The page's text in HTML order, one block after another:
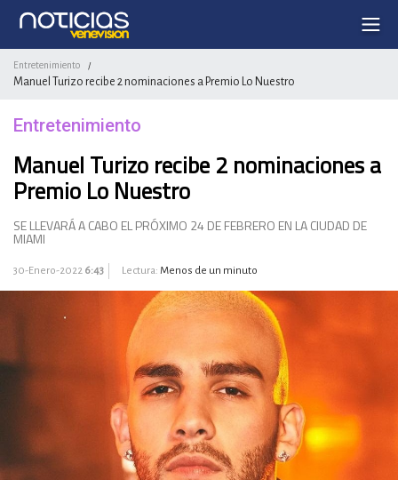
Entretenimiento /
Manuel Turizo recibe 2 nominaciones a Premio Lo Nuestro
Entretenimiento
Manuel Turizo recibe 2 nominaciones a
Premio Lo Nuestro
SE LLEVARÁ A CABO EL PRÓXIMO 24 DE FEBRERO EN LA CIUDAD DE
MIAMI
30-Enero-2022 6:43 Lectura: Menos de un minuto